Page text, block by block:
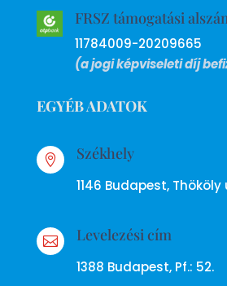
FRSZ támogatási
11784009-20209665
(a jogi képviseleti díj
EGYÉB ADATOK
 Székhely
1146 Budapest, Thököly
 Levelezési cím
1388 Budapest, Pf.: 52.